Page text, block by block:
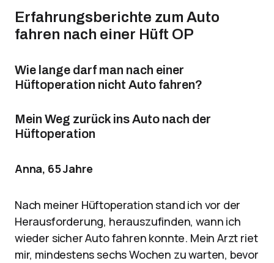
Erfahrungsberichte zum Auto
fahren nach einer Hüft OP
Wie lange darf man nach einer
Hüftoperation nicht Auto fahren?
Mein Weg zurück ins Auto nach der
Hüftoperation
Anna, 65 Jahre
Nach meiner Hüftoperation stand ich vor der
Herausforderung, herauszufinden, wann ich
wieder sicher Auto fahren konnte. Mein Arzt riet
mir, mindestens sechs Wochen zu warten, bevor